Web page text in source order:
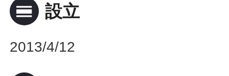
calendar_view_day 設立
2013/4/12